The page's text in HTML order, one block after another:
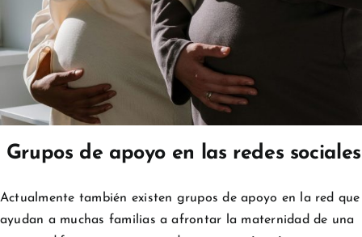
Grupos de apoyo en las redes sociales
Actualmente también existen grupos de apoyo en la red que
ayudan a muchas familias a afrontar la maternidad de una